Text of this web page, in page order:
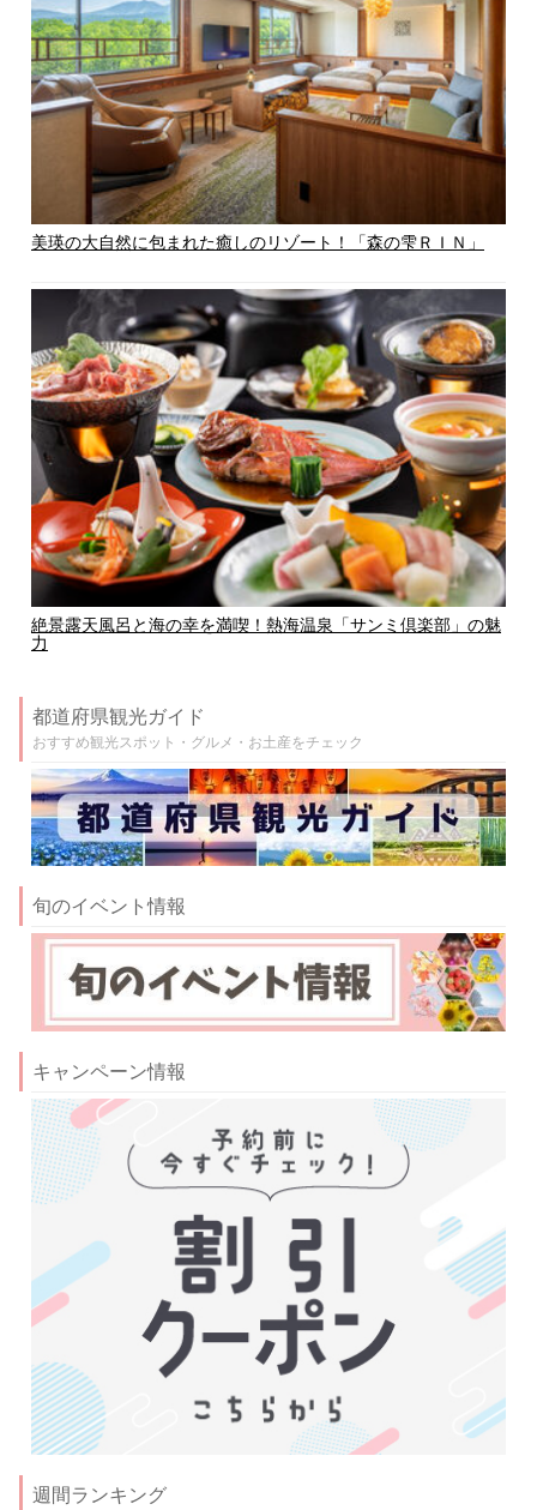
美瑛の大自然に包まれた癒しのリゾート！「森の雫ＲＩＮ」
絶景露天風呂と海の幸を満喫！熱海温泉「サンミ倶楽部」の魅
力
都道府県観光ガイド
おすすめ観光スポット・グルメ・お土産をチェック
旬のイベント情報
キャンペーン情報
週間ランキング